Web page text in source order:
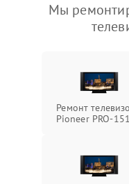
Мы
Ремонт
Pioneer PRO-